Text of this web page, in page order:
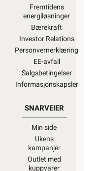
Fremtidens
energiløsninger
Bærekraft
Investor Relations
Personvernerklæring
EE-avfall
Salgsbetingelser
Informasjonskapsler
SNARVEIER
Min side
Ukens
kampanjer
Outlet med
kuppvarer